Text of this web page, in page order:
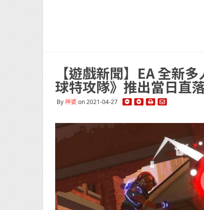
【遊戲新聞】EA 全新
球特攻隊》推出當日直
By神婆on 2021-04-27